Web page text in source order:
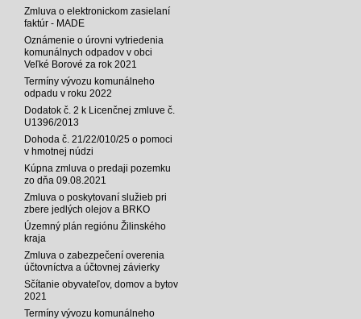
Zmluva o elektronickom zasielaní
faktúr - MADE
Oznámenie o úrovni vytriedenia
komunálnych odpadov v obci
Veľké Borové za rok 2021
Termíny vývozu komunálneho
odpadu v roku 2022
Dodatok č. 2 k Licenčnej zmluve č.
U1396/2013
Dohoda č. 21/22/010/25 o pomoci
v hmotnej núdzi
Kúpna zmluva o predaji pozemku
zo dňa 09.08.2021
Zmluva o poskytovaní služieb pri
zbere jedlých olejov a BRKO
Územný plán regiónu Žilinského
kraja
Zmluva o zabezpečení overenia
účtovníctva a účtovnej závierky
Sčítanie obyvateľov, domov a bytov
2021
Termíny vývozu komunálneho